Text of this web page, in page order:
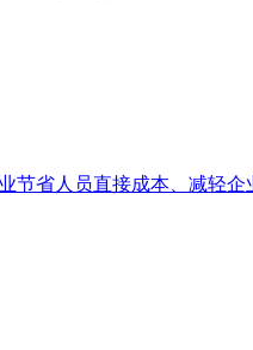
节省人员直接成本、减轻企